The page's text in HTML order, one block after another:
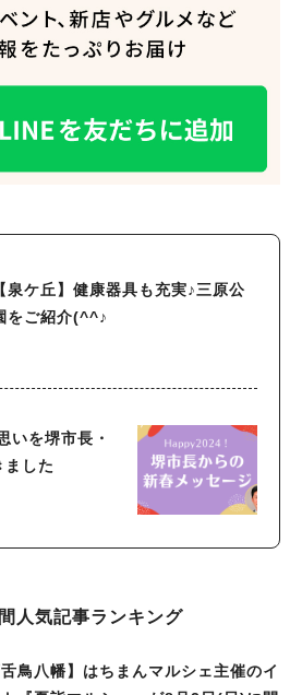
【泉ケ丘】健康器具も充実♪三原公
をご紹介(^^♪
いを堺市長・
ました
人気記事ランキング
舌鳥八幡】はちまんマルシェ主催のイ